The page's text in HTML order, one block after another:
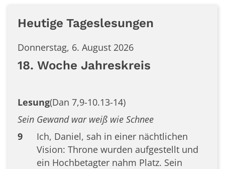
Heutige Tageslesungen
Donnerstag, 6. August 2026
18. Woche Jahreskreis
Lesung(Dan 7,9-10.13-14)
Sein Gewand war weiß wie Schnee
9
Ich, Daniel, sah in einer nächtlichen
Vision: Throne wurden aufgestellt und
ein Hochbetagter nahm Platz. Sein